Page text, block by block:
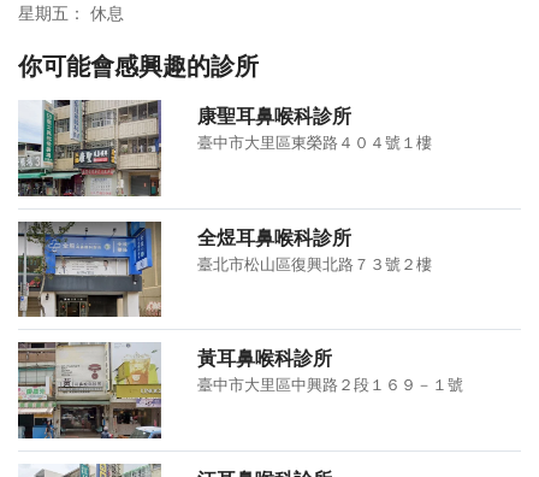
星期五： 休息
你可能會感興趣的診所
康聖耳鼻喉科診所
臺中市大里區東榮路４０４號１樓
全煜耳鼻喉科診所
臺北市松山區復興北路７３號２樓
黃耳鼻喉科診所
臺中市大里區中興路２段１６９－１號